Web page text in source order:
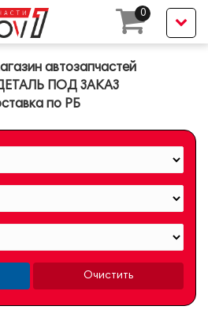
0
автозапчастей
ПОД ЗАКАЗ
по РБ
Очистить